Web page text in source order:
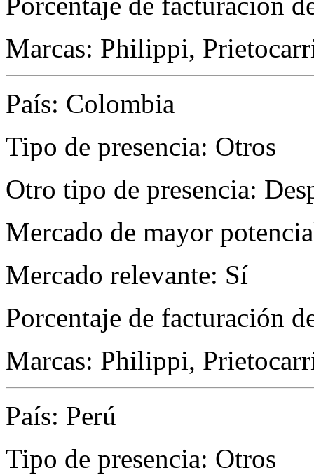
Marcas: Philippi,
País: Colombia
Tipo de presencia: Otros
Otro tipo de presencia:
Mercado de mayor
Mercado relevante: Sí
Porcentaje de facturación
Marcas: Philippi,
País: Perú
Tipo de presencia: Otros